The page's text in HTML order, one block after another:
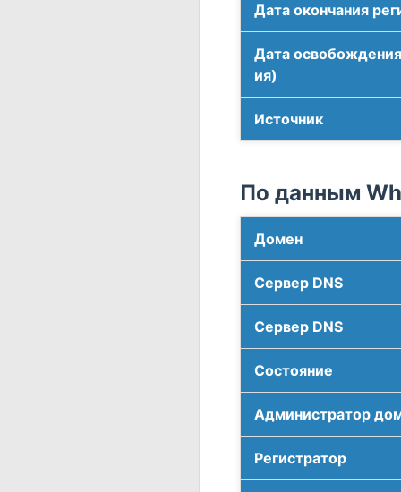
Дата окончания
Дата
ия)
Источник
По данным
Домен
Сервер DNS
Сервер DNS
Соcтояние
Администратор
Регистратор